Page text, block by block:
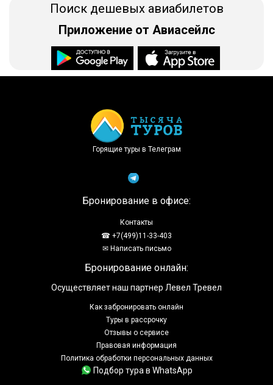
Поиск дешевых авиабилетов
Приложение от Авиасейлс
Горящие туры в Телеграм
Бронирование в офисе:
Контакты
☎ +7(499)11-33-403
✉ Написать письмо
Бронирование онлайн:
Осуществляет наш партнер Левел Тревел
Как забронировать онлайн
Туры в рассрочку
Отзывы о сервисе
Правовая информация
Политика обработки персональных данных
Подбор тура в WhatsApp